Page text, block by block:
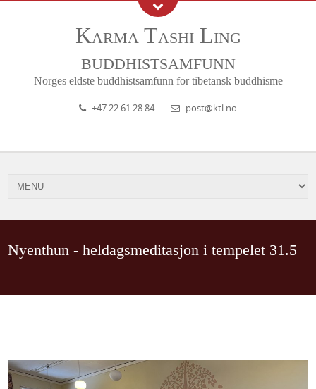
Karma Tashi Ling
buddhistsamfunn
Norges eldste buddhistsamfunn for tibetansk buddhisme
+47 22 61 28 84 post@ktl.no
Nyenthun - heldagsmeditasjon i tempelet 31.5